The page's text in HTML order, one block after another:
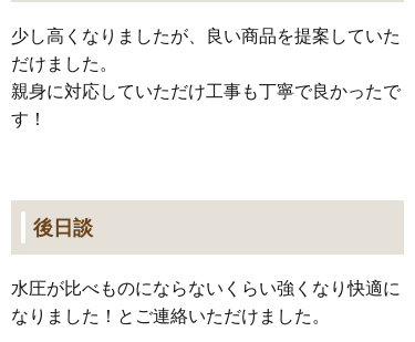
少し高くなりましたが、良い商品を提案していた
だけました。
親身に対応していただけ工事も丁寧で良かったで
す！
後日談
水圧が比べものにならないくらい強くなり快適に
なりました！とご連絡いただけました。